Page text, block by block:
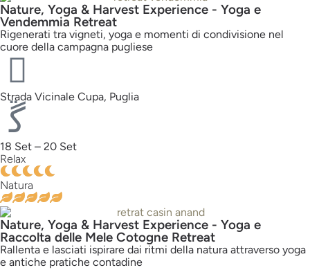
Nature, Yoga & Harvest Experience - Yoga e
Vendemmia Retreat
Rigenerati tra vigneti, yoga e momenti di condivisione nel
cuore della campagna pugliese
Strada Vicinale Cupa, Puglia
18 Set – 20 Set
Relax
Natura
Nature, Yoga & Harvest Experience - Yoga e
Raccolta delle Mele Cotogne Retreat
Rallenta e lasciati ispirare dai ritmi della natura attraverso yoga
e antiche pratiche contadine